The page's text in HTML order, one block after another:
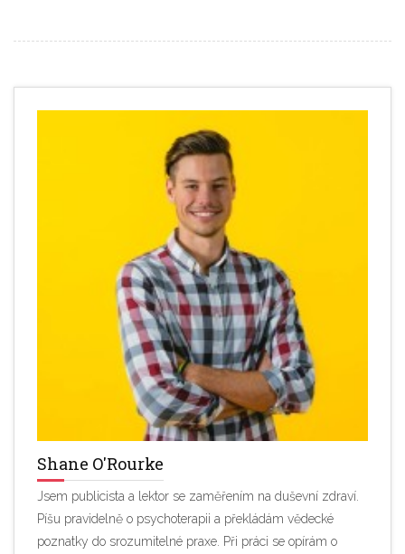
Shane O'Rourke
Jsem publicista a lektor se zaměřením na duševní zdraví.
Píšu pravidelně o psychoterapii a překládám vědecké
poznatky do srozumitelné praxe. Při práci se opírám o